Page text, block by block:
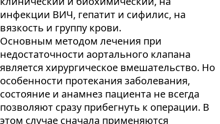
инфекции ВИЧ, гепатит и сифилис, на
вязкость и группу крови.
Основным методом лечения при
недостаточности аортального клапана
является хирургическое вмешательство. Но
особенности протекания заболевания,
состояние и анамнез пациента не всегда
позволяют сразу прибегнуть к операции. В
этом случае сначала применяются